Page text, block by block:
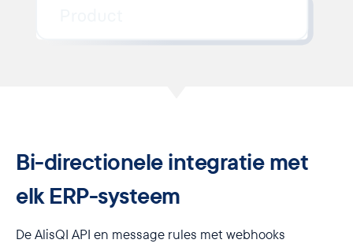
Bi-directionele integratie met
elk ERP-systeem
De AlisQI API en message rules met webhooks